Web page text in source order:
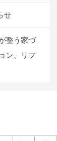
せ
整う家づ
ン、リフ